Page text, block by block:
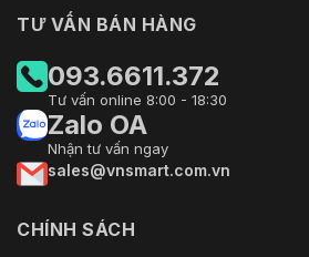
TƯ VẤN BÁN HÀNG
093.6611.372
Tư vấn online 8:00 - 18:30
Zalo OA
Nhận tư vấn ngay
sales@vnsmart.com.vn
CHÍNH SÁCH